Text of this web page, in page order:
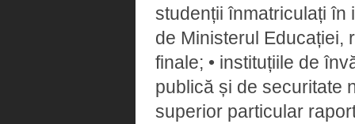
studenții înmatriculați în
de Ministerul Educației,
finale; • instituțiile de
publică și de securitate
superior particular